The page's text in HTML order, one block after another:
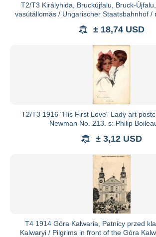
T2/T3 Királyhida, Bruckújfalu, Bruck-
vasútállomás / Ungarischer Staatsbahnhof /
± 18,74 USD
T2/T3 1916 "His First Love" Lady art
Newman No. 213. s: Philip
± 3,12 USD
T4 1914 Góra Kalwaria, Patnicy przed
Kalwaryi / Pilgrims in front of the Góra